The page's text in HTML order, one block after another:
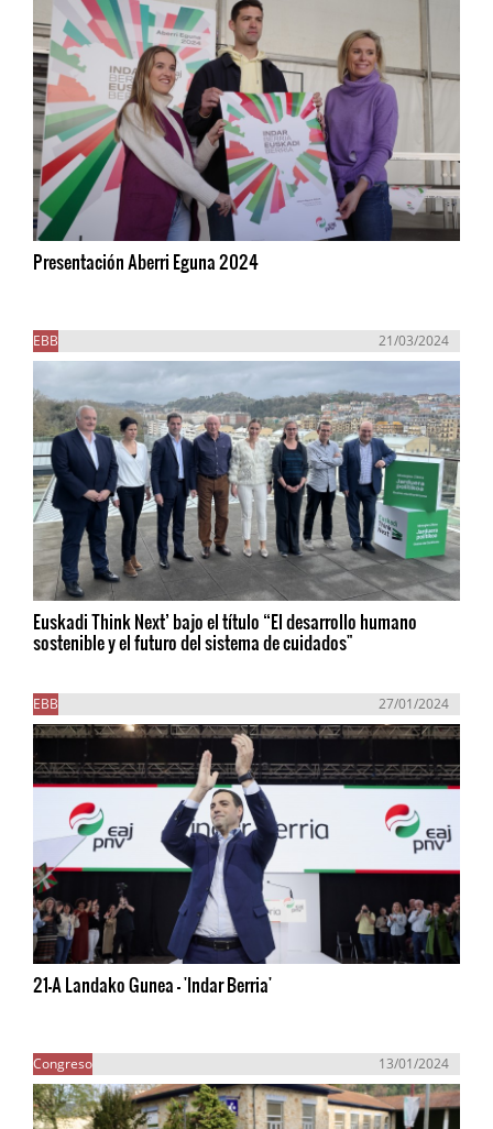
Presentación Aberri Eguna 2024
EBB 21/03/2024
Euskadi Think Next’ bajo el título “El desarrollo humano
sostenible y el futuro del sistema de cuidados"
EBB 27/01/2024
21-A Landako Gunea - 'Indar Berria'
Congreso 13/01/2024